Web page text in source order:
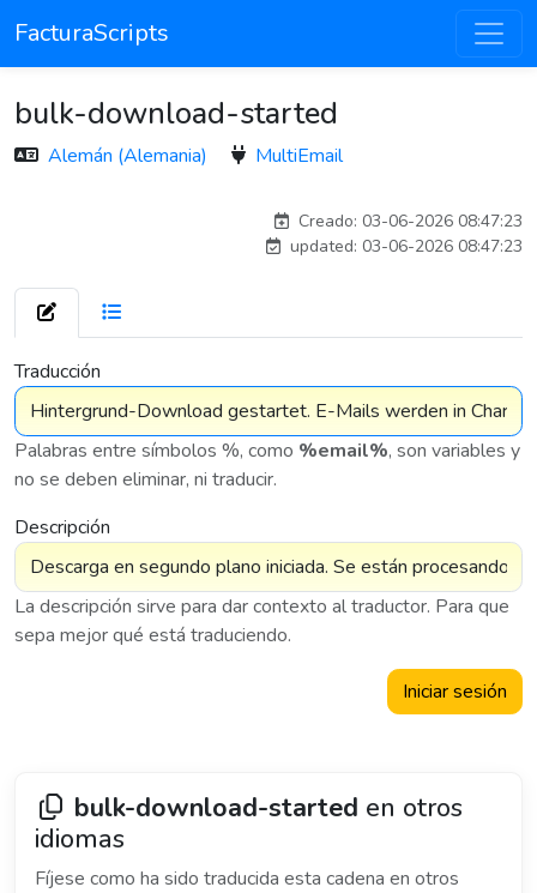
FacturaScripts
bulk-download-started
Alemán (Alemania) MultiEmail
Creado: 03-06-2026 08:47:23
updated: 03-06-2026 08:47:23
Traducción
Palabras entre símbolos %, como %email%, son variables y
no se deben eliminar, ni traducir.
Descripción
La descripción sirve para dar contexto al traductor. Para que
sepa mejor qué está traduciendo.
Iniciar sesión
bulk-download-started en otros
idiomas
Fíjese como ha sido traducida esta cadena en otros